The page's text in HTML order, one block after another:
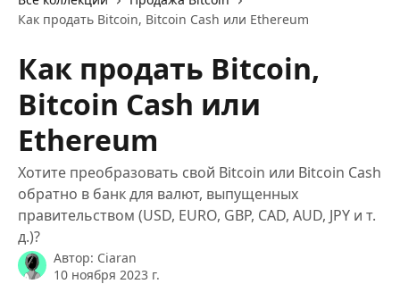
Как продать Bitcoin, Bitcoin Cash или Ethereum
Как продать Bitcoin,
Bitcoin Cash или
Ethereum
Хотите преобразовать свой Bitcoin или Bitcoin Cash
обратно в банк для валют, выпущенных
правительством (USD, EURO, GBP, CAD, AUD, JPY и т.
д.)?
Автор: Ciaran
10 ноября 2023 г.